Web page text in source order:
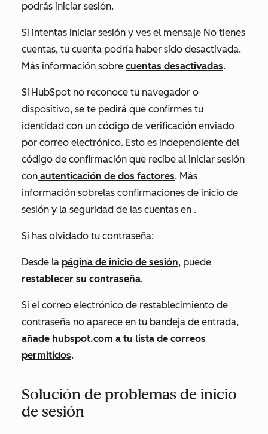
podrás iniciar sesión.
Si intentas iniciar sesión y ves el mensaje No tienes
cuentas, tu cuenta podría haber sido desactivada.
Más información sobre cuentas desactivadas.
Si HubSpot no reconoce tu navegador o
dispositivo, se te pedirá que confirmes tu
identidad con un código de verificación enviado
por correo electrónico. Esto es independiente del
código de confirmación que recibe al iniciar sesión
con autenticación de dos factores. Más
información sobrelas confirmaciones de inicio de
sesión y la seguridad de las cuentas en .
Si has olvidado tu contraseña:
Desde la página de inicio de sesión, puede
restablecer su contraseña.
Si el correo electrónico de restablecimiento de
contraseña no aparece en tu bandeja de entrada,
añade hubspot.com a tu lista de correos
permitidos.
Solución de problemas de inicio
de sesión